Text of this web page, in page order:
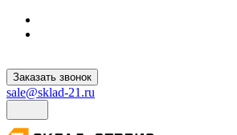
Заказать звонок
sale@sklad-21.ru